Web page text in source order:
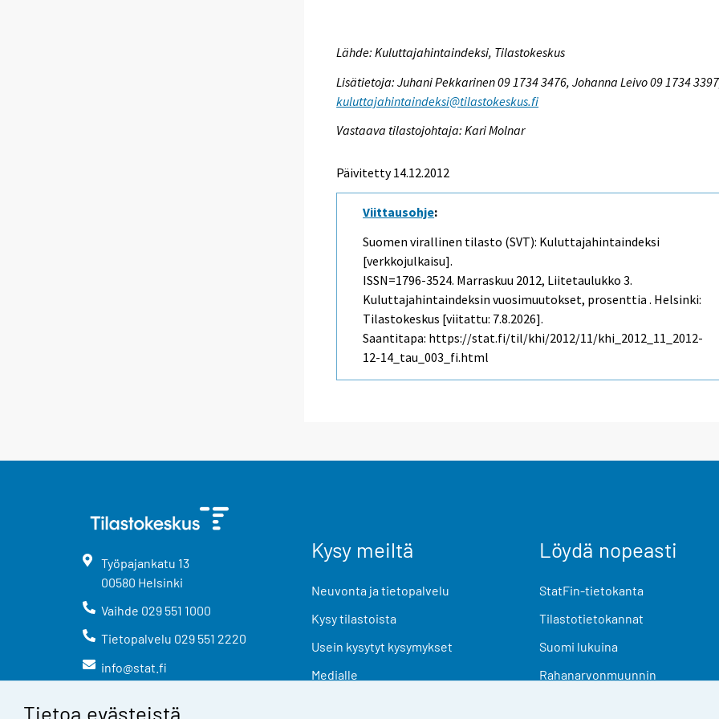
Tietoa evästeistä
Lähde: Kuluttajahintaindeksi, Tilastokeskus
Lisätietoja: Juhani Pekkarinen 09 1734 3476, Johanna Leivo 09 1734
kuluttajahintaindeksi@tilastokeskus.fi
Vastaava tilastojohtaja: Kari Molnar
Päivitetty 14.12.2012
Viittausohje:
Suomen virallinen tilasto (SVT): Kuluttajahintaindeksi
[verkkojulkaisu].
ISSN=1796-3524. Marraskuu 2012, Liitetaulukko 3.
Kuluttajahintaindeksin vuosimuutokset, prosenttia . Helsinki:
Tilastokeskus [viitattu: 7.8.2026].
Saantitapa: https://stat.fi/til/khi/2012/11/khi_2012_11_2012-
12-14_tau_003_fi.html
Työpajankatu 13
00580 Helsinki
Vaihde 029 551 1000
Tietopalvelu 029 551 2220
info@stat.fi
Kysy meiltä
Neuvonta ja tietopalvelu
Kysy tilastoista
Usein kysytyt kysymykset
Medialle
Löydä nopeasti
StatFin-tietokanta
Tilastotietokannat
Suomi lukuina
Rahanarvonmuunnin